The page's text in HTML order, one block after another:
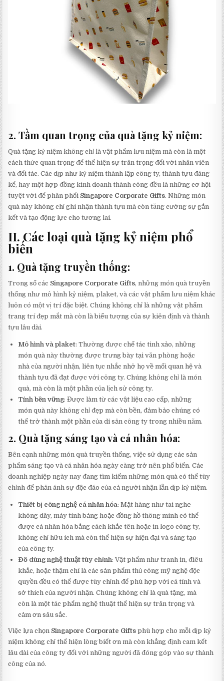
2. Tầm quan trọng của quà tặng kỷ niệm:
Quà tặng kỷ niệm không chỉ là vật phẩm lưu niệm mà còn là một
cách thức quan trọng để thể hiện sự trân trọng đối với nhân viên
và đối tác. Các dịp như kỷ niệm thành lập công ty, thành tựu đáng
kể, hay một hợp đồng kinh doanh thành công đều là những cơ hội
tuyệt vời để phân phối Singapore Corporate Gifts. Những món
quà này không chỉ ghi nhận thành tựu mà còn tăng cường sự gắn
kết và tạo động lực cho tương lai.
II. Các loại quà tặng kỷ niệm phổ
biến
1. Quà tặng truyền thống:
Trong số các Singapore Corporate Gifts, những món quà truyền
thống như mô hình kỷ niệm, plaket, và các vật phẩm lưu niệm khác
luôn có một vị trí đặc biệt. Chúng không chỉ là những vật phẩm
trang trí đẹp mắt mà còn là biểu tượng của sự kiên định và thành
tựu lâu dài.
Mô hình và plaket: Thường được chế tác tinh xảo, những
món quà này thường được trưng bày tại văn phòng hoặc
nhà của người nhận, liên tục nhắc nhở họ về mối quan hệ và
thành tựu đã đạt được với công ty. Chúng không chỉ là món
quà, mà còn là một phần của lịch sử công ty.
Tính bền vững: Được làm từ các vật liệu cao cấp, những
món quà này không chỉ đẹp mà còn bền, đảm bảo chúng có
thể trở thành một phần của di sản công ty trong nhiều năm.
2. Quà tặng sáng tạo và cá nhân hóa:
Bên cạnh những món quà truyền thống, việc sử dụng các sản
phẩm sáng tạo và cá nhân hóa ngày càng trở nên phổ biến. Các
doanh nghiệp ngày nay đang tìm kiếm những món quà có thể tùy
chỉnh để phản ánh sự độc đáo của cả người nhận lẫn dịp kỷ niệm.
Thiết bị công nghệ cá nhân hóa: Mặt hàng như tai nghe
không dây, máy tính bảng hoặc đồng hồ thông minh có thể
được cá nhân hóa bằng cách khắc tên hoặc in logo công ty,
không chỉ hữu ích mà còn thể hiện sự hiện đại và sáng tạo
của công ty.
Đồ dùng nghệ thuật tùy chỉnh: Vật phẩm như tranh in, điêu
khắc, hoặc thậm chí là các sản phẩm thủ công mỹ nghệ độc
quyền đều có thể được tùy chỉnh để phù hợp với cá tính và
sở thích của người nhận. Chúng không chỉ là quà tặng, mà
còn là một tác phẩm nghệ thuật thể hiện sự trân trọng và
cảm ơn sâu sắc.
Việc lựa chọn Singapore Corporate Gifts phù hợp cho mỗi dịp kỷ
niệm không chỉ thể hiện lòng biết ơn mà còn khẳng định cam kết
lâu dài của công ty đối với những người đã đóng góp vào sự thành
công của nó.